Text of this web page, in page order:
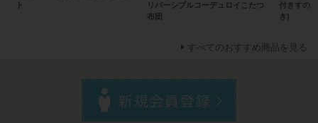
ト
リバーシブルコーデュロイこたつ
布団
付きすの
き)
すべてのおすすめ商品を見る